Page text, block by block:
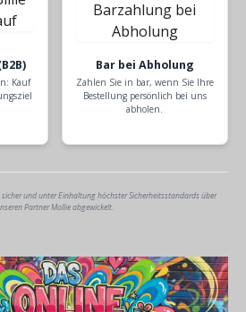
Kauf
Bar bei Abholung
Zahlen Sie in bar, wenn Sie Ihre
Bestellung persönlich bei uns
abholen.
und unter Einhaltung höchster Sicherheitsstandards über
Partner Mollie abgewickelt.